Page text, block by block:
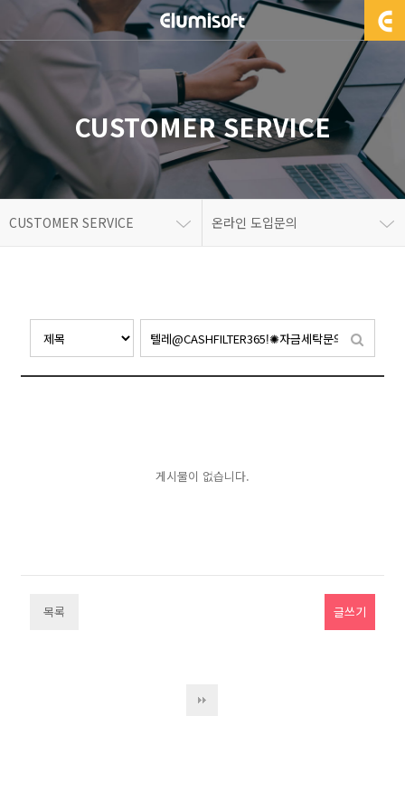
CUSTOMER SERVICE
CUSTOMER SERVICE 온라인 도입문의
게시물이 없습니다.
목록 글쓰기